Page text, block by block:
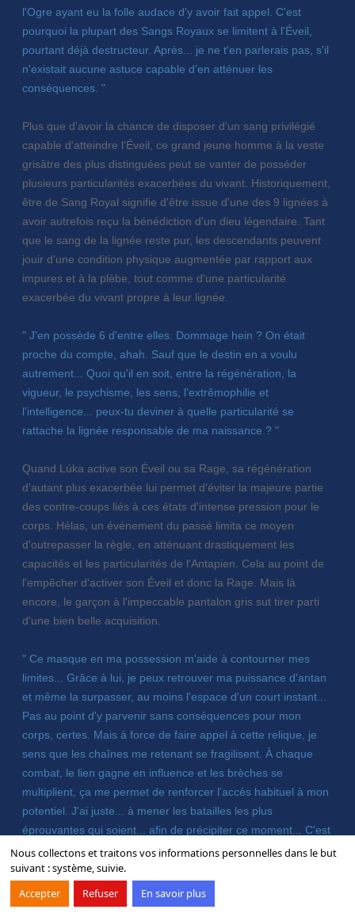
Nous collectons et traitons vos informations personnelles dans le but
suivant :système, suivie.
Accepter
Refuser En savoir plus
l'Ogre ayant eu la folle audace d'y avoir fait appel. C'est
pourquoi la plupart des Sangs Royaux se limitent à l'Éveil,
pourtant déjà destructeur. Après... je ne t'en parlerais pas, s'il
n'existait aucune astuce capable d'en atténuer les
conséquences. "
Plus que d'avoir la chance de disposer d'un sang privilégié
capable d'atteindre l'Éveil, ce grand jeune homme à la veste
grisâtre des plus distinguées peut se vanter de posséder
plusieurs particularités exacerbées du vivant. Historiquement,
être de Sang Royal signifie d'être issue d'une des 9 lignées à
avoir autrefois reçu la bénédiction d'un dieu légendaire. Tant
que le sang de la lignée reste pur, les descendants peuvent
jouir d'une condition physique augmentée par rapport aux
impures et à la plèbe, tout comme d'une particularité
exacerbée du vivant propre à leur lignée.
" J'en possède 6 d'entre elles. Dommage hein ? On était
proche du compte, ahah. Sauf que le destin en a voulu
autrement... Quoi qu'il en soit, entre la régénération, la
vigueur, le psychisme, les sens, l'extrêmophilie et
l'intelligence... peux-tu deviner à quelle particularité se
rattache la lignée responsable de ma naissance ? "
Quand Lúka active son Éveil ou sa Rage, sa régénération
d'autant plus exacerbée lui permet d'éviter la majeure partie
des contre-coups liés à ces états d'intense pression pour le
corps. Hélas, un événement du passé limita ce moyen
d'outrepasser la règle, en atténuant drastiquement les
capacités et les particularités de l'Antapien. Cela au point de
l'empêcher d'activer son Éveil et donc la Rage. Mais là
encore, le garçon à l'impeccable pantalon gris sut tirer parti
d'une bien belle acquisition.
" Ce masque en ma possession m'aide à contourner mes
limites... Grâce à lui, je peux retrouver ma puissance d'antan
et même la surpasser, au moins l'espace d'un court instant...
Pas au point d'y parvenir sans conséquences pour mon
corps, certes. Mais à force de faire appel à cette relique, je
sens que les chaînes me retenant se fragilisent. À chaque
combat, le lien gagne en influence et les brèches se
multiplient, ça me permet de renforcer l'accès habituel à mon
potentiel. J'ai juste... à mener les batailles les plus
éprouvantes qui soient... afin de précipiter ce moment... C'est
parfait ! "
L'intérêt de ce masque rouge - lié à la tête de Lúka sans
logique apparente - ne s'arrête pas là. Tant qu'il le porte, le